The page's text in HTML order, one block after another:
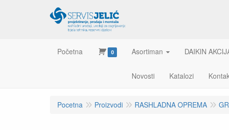
Početna 0 Asortiman DAIKIN
Novosti Katalozi
Pocetna Proizvodi RASHLADNA OPREMA